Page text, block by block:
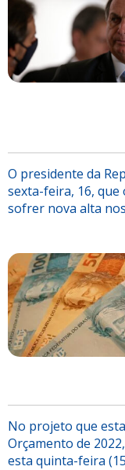
O presidente da
sexta-feira, 16,
sofrer nova alta
No projeto que
Orçamento de
esta quinta-feira